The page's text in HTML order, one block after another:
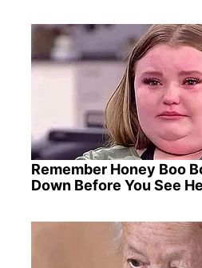
Remember Honey Boo
Down Before You See